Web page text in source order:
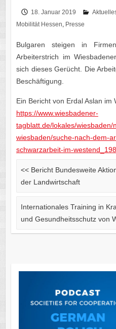
18. Januar 2019
Mobilität Hessen, Presse
Bulgaren steigen in
Arbeiterstrich im
sich dieses Gerücht. Die
Beschäftigung.
Ein Bericht von Erdal Aslan im
https://www.wiesbadener-
tagblatt.de/lokales/wiesbaden/
wiesbaden/suche-nach-dem-
schwarzarbeit-im-
<<Bericht Bundesweite
der Landwirtschaft
Internationales Training in
und Gesundheitsschutz von